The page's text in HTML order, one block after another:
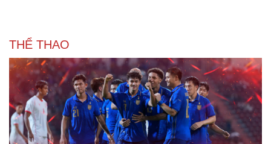
THỂ THAO